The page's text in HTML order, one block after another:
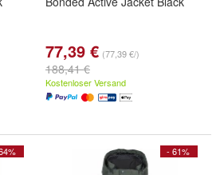
77,39 € (77,39 €/)
188,41 €
Kostenloser Versand
- 61%